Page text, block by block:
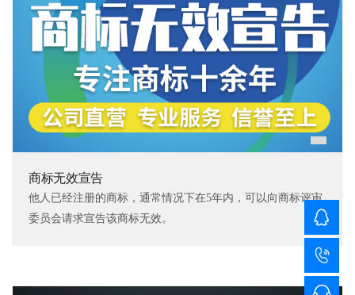
商标无效宣告
他人已经注册的商标，通常情况下在5年内，可以向商标评审
委员会请求宣告该商标无效。